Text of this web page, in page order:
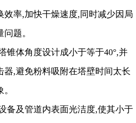
效率,加快干燥速度,同时减少因局
题。
锥体角度设计成小于等于40°,并
器,避免粉料吸附在塔壁时间太长
备及管道内表面光洁度,使其小于